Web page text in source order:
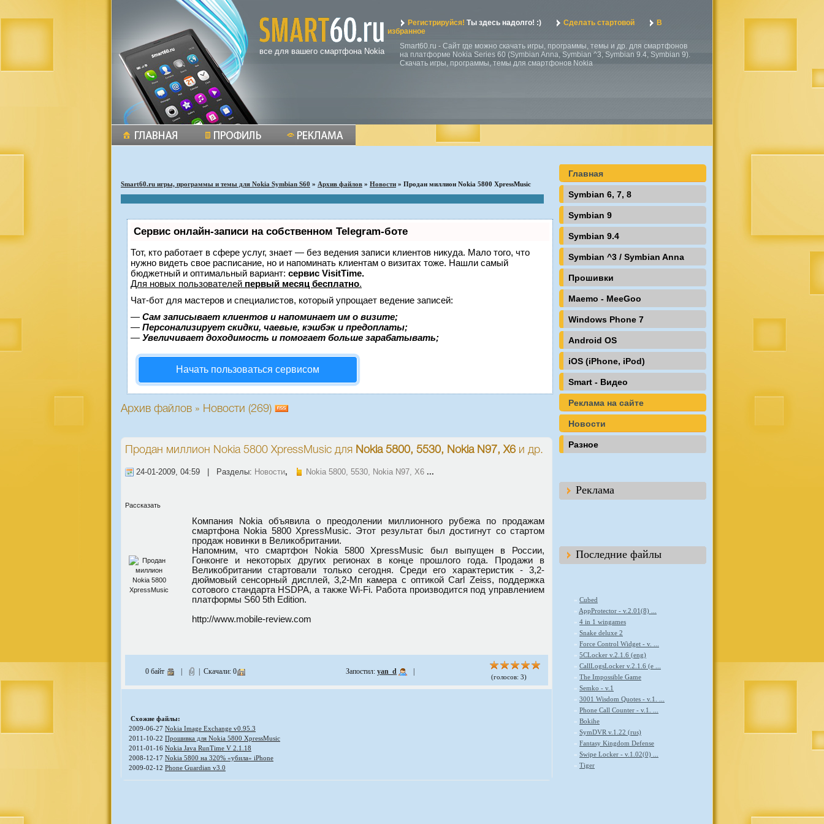
все для вашего смартфона Nokia
Регистрируйся! Ты здесь надолго! :) Сделать стартовой
В
избранное
Smart60.ru - Сайт где можно скачать игры, программы, темы и др. для смартфонов
на платформе Nokia Series 60 (Symbian Anna, Symbian ^3, Symbian 9.4, Symbian 9).
Скачать игры, программы, темы для смартфонов Nokia
Smart60.ru игры, программы и темы для Nokia Symbian S60 » Архив файлов » Новости » Продан миллион Nokia 5800 XpressMusic
Сервис онлайн-записи на собственном Telegram-боте
Тот, кто работает в сфере услуг, знает — без ведения записи клиентов никуда. Мало того, что
нужно видеть свое расписание, но и напоминать клиентам о визитах тоже. Нашли самый
бюджетный и оптимальный вариант: сервис VisitTime.
Для новых пользователей первый месяц бесплатно.
Чат-бот для мастеров и специалистов, который упрощает ведение записей:
— Сам записывает клиентов и напоминает им о визите;
— Персонализирует скидки, чаевые, кэшбэк и предоплаты;
— Увеличивает доходимость и помогает больше зарабатывать;
Начать пользоваться сервисом
Архив файлов » Новости (269)
Продан миллион Nokia 5800 XpressMusic для Nokia 5800, 5530, Nokia N97, X6 и др.
24-01-2009, 04:59 | Разделы: Новости, Nokia 5800, 5530, Nokia N97, X6 ...
Рассказать
Компания Nokia объявила о преодолении миллионного рубежа по продажам
смартфона Nokia 5800 XpressMusic. Этот результат был достигнут со стартом
продаж новинки в Великобритании.
Напомним, что смартфон Nokia 5800 XpressMusic был выпущен в России,
Гонконге и некоторых других регионах в конце прошлого года. Продажи в
Великобритании стартовали только сегодня. Среди его характеристик - 3,2-
дюймовый сенсорный дисплей, 3,2-Мп камера с оптикой Carl Zeiss, поддержка
сотового стандарта HSDPA, а также Wi-Fi. Работа производится под управлением
платформы S60 5th Edition.
http://www.mobile-review.com
0 байт | Скачали: 0 Запостил: yan_d
(голосов: 3)
Схожие файлы:
2009-06-27 Nokia Image Exchange v0.95.3
2011-10-22 Прошивка для Nokia 5800 XpressMusic
2011-01-16 Nokia Java RunTime V 2.1.18
2008-12-17 Nokia 5800 на 320% «убила» iPhone
2009-02-12 Phone Guardian v3.0
Главная
Symbian 6, 7, 8
Symbian 9
Symbian 9.4
Symbian ^3 / Symbian Anna
Прошивки
Maemo - MeeGoo
Windows Phone 7
Android OS
iOS (iPhone, iPod)
Smart - Видео
Реклама на сайте
Новости
Разное
Реклама
Последние файлы
» Cubed
» AppProtector - v.2.01(8) ...
» 4 in 1 wingames
» Snake deluxe 2
» Force Control Widget - v. ...
» 5CLocker v.2.1.6 (eng)
» CallLogsLocker v.2.1.6 (e ...
» The Impossible Game
» Semko - v.1
» 3001 Wisdom Quotes - v.1. ...
» Phone Call Counter - v.1. ...
» Bokihe
» SymDVR v.1.22 (rus)
» Fantasy Kingdom Defense
» Swipe Locker - v.1.02(0) ...
» Tiger